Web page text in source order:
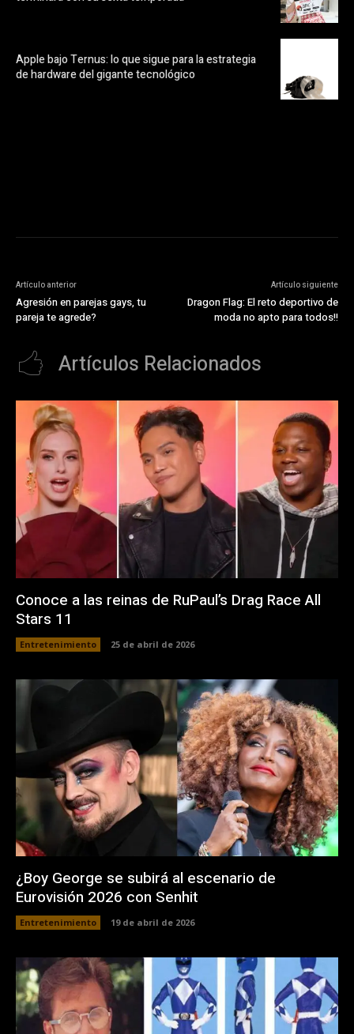
Apple bajo Ternus: lo que sigue para la estrategia
de hardware del gigante tecnológico
Artículo anterior
Agresión en parejas gays, tu
pareja te agrede?
Artículo siguiente
Dragon Flag: El reto deportivo de
moda no apto para todos!!
Artículos Relacionados
Conoce a las reinas de RuPaul’s Drag Race All
Stars 11
Entretenimiento 25 de abril de 2026
¿Boy George se subirá al escenario de
Eurovisión 2026 con Senhit
Entretenimiento 19 de abril de 2026